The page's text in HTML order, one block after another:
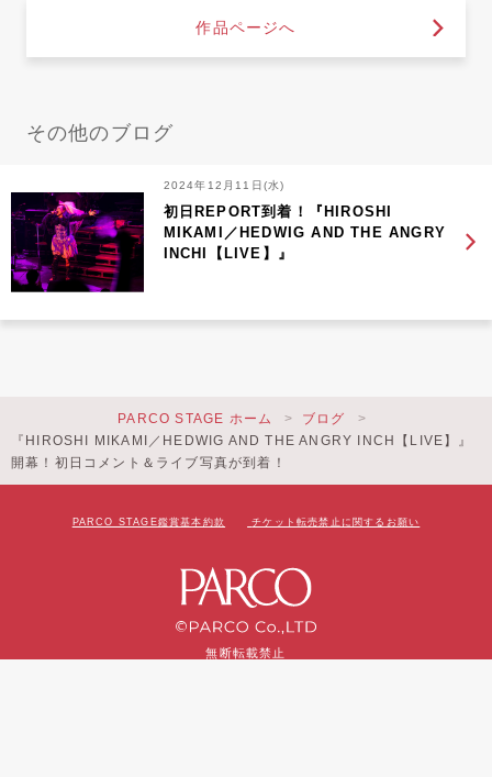
作品ページへ
その他のブログ
2024年12月11日(水)
初日REPORT到着！『HIROSHI
MIKAMI／HEDWIG AND THE ANGRY
INCHI【LIVE】』
PARCO STAGE ホーム
ブログ
『HIROSHI MIKAMI／HEDWIG AND THE ANGRY INCH【LIVE】』
開幕！初日コメント＆ライブ写真が到着！
PARCO STAGE鑑賞基本約款 チケット転売禁止に関するお願い
無断転載禁止